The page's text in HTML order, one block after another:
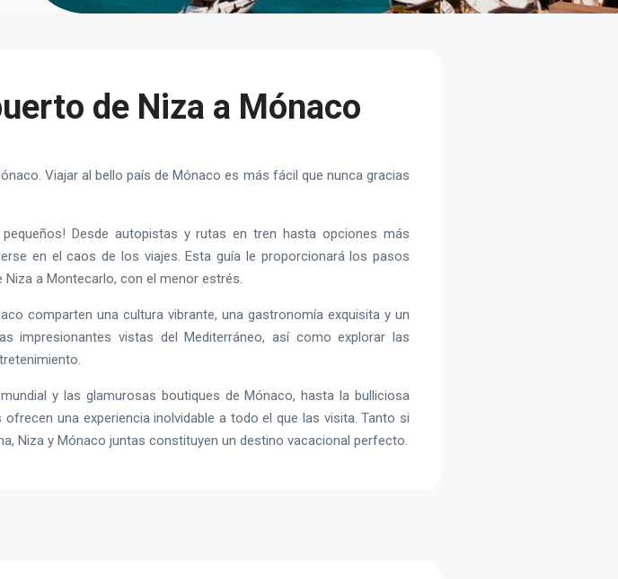
de Niza a Mónaco
Viajar al bello país de Mónaco es más fácil que nunca gracias
Desde autopistas y rutas en tren hasta opciones más
en el caos de los viajes. Esta guía le proporcionará los pasos
a Montecarlo, con el menor estrés.
comparten una cultura vibrante, una gastronomía exquisita y un
impresionantes vistas del Mediterráneo, así como explorar las
y las glamurosas boutiques de Mónaco, hasta la bulliciosa
una experiencia inolvidable a todo el que las visita. Tanto si
Niza y Mónaco juntas constituyen un destino vacacional perfecto.